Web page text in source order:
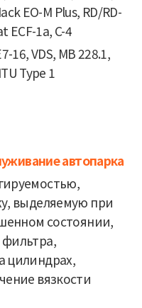
EO-M Plus, RD/RD-
ECF-1a, C-4
16, VDS, MB 228.1,
Type 1
автопарка
выделяемую при
состоянии,
цилиндрах,
вязкости